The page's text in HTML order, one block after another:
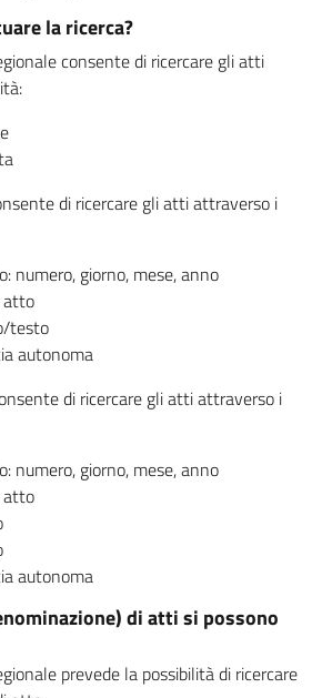
la ricerca?
consente di ricercare gli atti
di ricercare gli atti attraverso i
numero, giorno, mese, anno
atto
testo
autonoma
di ricercare gli atti attraverso i
numero, giorno, mese, anno
atto
autonoma
di atti si possono
prevede la possibilità di ricercare